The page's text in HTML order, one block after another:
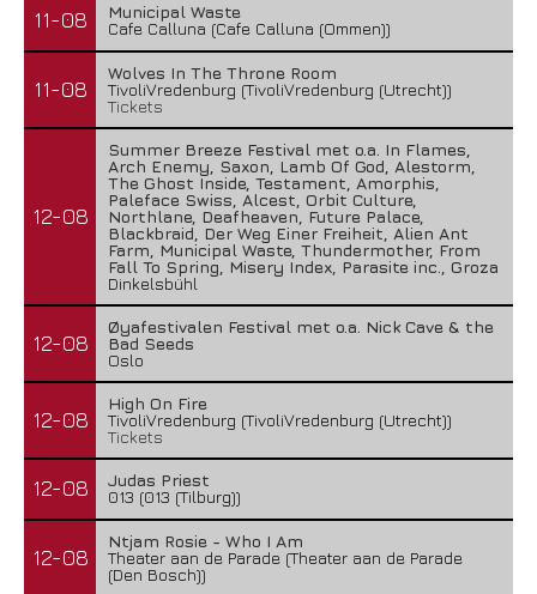
11-08
Municipal Waste
Cafe Calluna (Cafe Calluna (Ommen))
11-08
Wolves In The Throne Room
TivoliVredenburg (TivoliVredenburg (Utrecht))
Tickets
12-08
Summer Breeze Festival met o.a. In Flames,
Arch Enemy, Saxon, Lamb Of God, Alestorm,
The Ghost Inside, Testament, Amorphis,
Paleface Swiss, Alcest, Orbit Culture,
Northlane, Deafheaven, Future Palace,
Blackbraid, Der Weg Einer Freiheit, Alien Ant
Farm, Municipal Waste, Thundermother, From
Fall To Spring, Misery Index, Parasite inc., Groza
Dinkelsbühl
12-08
Øyafestivalen Festival met o.a. Nick Cave & the
Bad Seeds
Oslo
12-08
High On Fire
TivoliVredenburg (TivoliVredenburg (Utrecht))
Tickets
12-08
Judas Priest
013 (013 (Tilburg))
12-08
Ntjam Rosie - Who I Am
Theater aan de Parade (Theater aan de Parade
(Den Bosch))